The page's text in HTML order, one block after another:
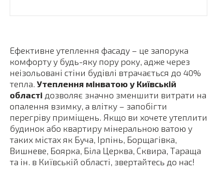
Ефективне утеплення фасаду – це запорука
комфорту у будь-яку пору року, адже через
неізольовані стіни будівлі втрачається до 40%
тепла. Утеплення мінватою у Київській
області дозволяє значно зменшити витрати на
опалення взимку, а влітку – запобігти
перегріву приміщень. Якщо ви хочете утеплити
будинок або квартиру мінеральною ватою у
таких містах як Буча, Ірпінь, Борщагівка,
Вишневе, Боярка, Біла Церква, Сквира, Тараща
та ін. в Київській області, звертайтесь до нас!